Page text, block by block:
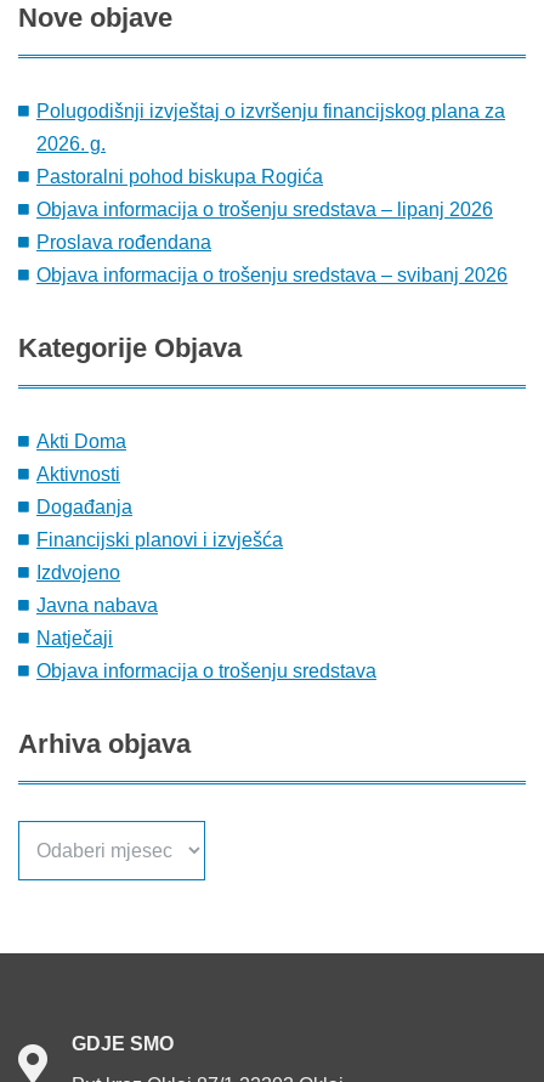
Nove objave
Polugodišnji izvještaj o izvršenju financijskog plana za
2026. g.
Pastoralni pohod biskupa Rogića
Objava informacija o trošenju sredstava – lipanj 2026
Proslava rođendana
Objava informacija o trošenju sredstava – svibanj 2026
Kategorije Objava
Akti Doma
Aktivnosti
Događanja
Financijski planovi i izvješća
Izdvojeno
Javna nabava
Natječaji
Objava informacija o trošenju sredstava
Arhiva objava
GDJE SMO